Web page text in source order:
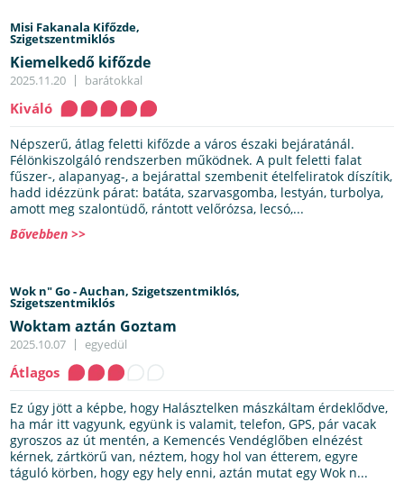
Misi Fakanala Kifőzde,
Szigetszentmiklós
Kiemelkedő kifőzde
2025.11.20 barátokkal
Kiváló
Népszerű, átlag feletti kifőzde a város északi bejáratánál.
Félönkiszolgáló rendszerben működnek. A pult feletti falat
fűszer-, alapanyag-, a bejárattal szembenit ételfeliratok díszítik,
hadd idézzünk párat: batáta, szarvasgomba, lestyán, turbolya,
amott meg szalontüdő, rántott velőrózsa, lecsó,...
Bővebben >>
Wok n" Go - Auchan, Szigetszentmiklós,
Szigetszentmiklós
Woktam aztán Goztam
2025.10.07 egyedül
Átlagos
Ez úgy jött a képbe, hogy Halásztelken mászkáltam érdeklődve,
ha már itt vagyunk, együnk is valamit, telefon, GPS, pár vacak
gyroszos az út mentén, a Kemencés Vendéglőben elnézést
kérnek, zártkörű van, néztem, hogy hol van étterem, egyre
táguló körben, hogy egy hely enni, aztán mutat egy Wok n...